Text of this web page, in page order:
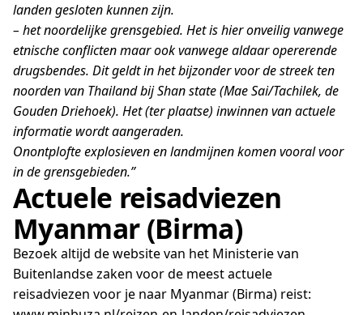
landen gesloten kunnen zijn.
– het noordelijke grensgebied. Het is hier onveilig vanwege
etnische conflicten maar ook vanwege aldaar opererende
drugsbendes. Dit geldt in het bijzonder voor de streek ten
noorden van Thailand bij Shan state (Mae Sai/Tachilek, de
Gouden Driehoek). Het (ter plaatse) inwinnen van actuele
informatie wordt aangeraden.
Onontplofte explosieven en landmijnen komen vooral voor
in de grensgebieden.”
Actuele reisadviezen
Myanmar (Birma)
Bezoek altijd de website van het Ministerie van
Buitenlandse zaken voor de meest actuele
reisadviezen voor je naar Myanmar (Birma) reist: